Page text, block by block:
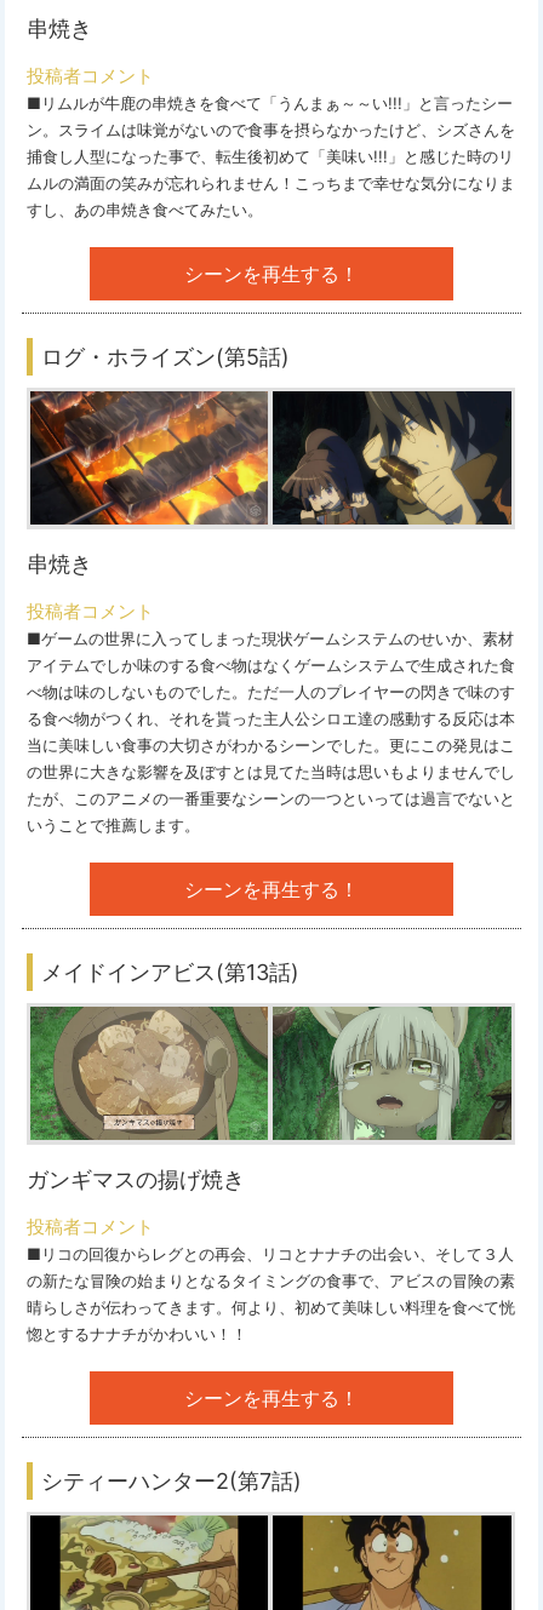
串焼き
投稿者コメント
■リムルが牛鹿の串焼きを食べて「うんまぁ～～い!!!」と言ったシー
ン。スライムは味覚がないので食事を摂らなかったけど、シズさんを
捕食し人型になった事で、転生後初めて「美味い!!!」と感じた時のリ
ムルの満面の笑みが忘れられません！こっちまで幸せな気分になりま
すし、あの串焼き食べてみたい。
シーンを再生する！
ログ・ホライズン(第5話)
串焼き
投稿者コメント
■ゲームの世界に入ってしまった現状ゲームシステムのせいか、素材
アイテムでしか味のする食べ物はなくゲームシステムで生成された食
べ物は味のしないものでした。ただ一人のプレイヤーの閃きで味のす
る食べ物がつくれ、それを貰った主人公シロエ達の感動する反応は本
当に美味しい食事の大切さがわかるシーンでした。更にこの発見はこ
の世界に大きな影響を及ぼすとは見てた当時は思いもよりませんでし
たが、このアニメの一番重要なシーンの一つといっては過言でないと
いうことで推薦します。
シーンを再生する！
メイドインアビス(第13話)
ガンギマスの揚げ焼き
投稿者コメント
■リコの回復からレグとの再会、リコとナナチの出会い、そして３人
の新たな冒険の始まりとなるタイミングの食事で、アビスの冒険の素
晴らしさが伝わってきます。何より、初めて美味しい料理を食べて恍
惚とするナナチがかわいい！！
シーンを再生する！
シティーハンター2(第7話)